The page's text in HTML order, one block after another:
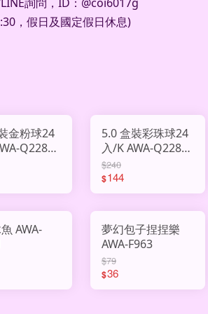
，假日及國定假日休息)
金粉球24
5.0 盒裝彩珠球24
入/K AWA-Q2286-
8
$240
$144
AWA-
夢幻包子捏捏樂
AWA-F963
$79
$36